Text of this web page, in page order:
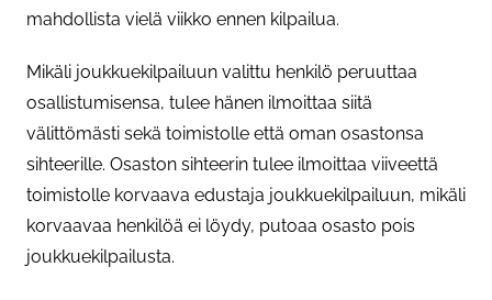
mahdollista vielä viikko ennen kilpailua.
Mikäli joukkuekilpailuun valittu henkilö peruuttaa
osallistumisensa, tulee hänen ilmoittaa siitä
välittömästi sekä toimistolle että oman osastonsa
sihteerille. Osaston sihteerin tulee ilmoittaa viiveettä
toimistolle korvaava edustaja joukkuekilpailuun, mikäli
korvaavaa henkilöä ei löydy, putoaa osasto pois
joukkuekilpailusta.